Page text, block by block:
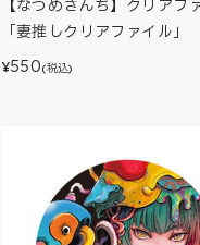
【なつめさんち】クリアフ
「妻推しクリアファイル」
¥550(税込)